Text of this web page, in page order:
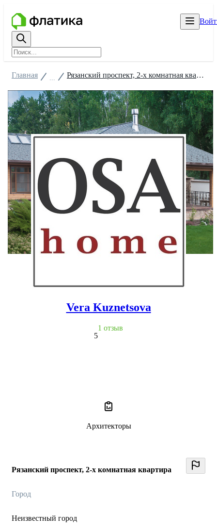
Рязанский проспект, 2-х комнатная квартира
Город
Неизвестный город
Главная Рязанский проспект, 2-х комнатная квартира
Vera Kuznetsova
5
1 отзыв
Архитекторы